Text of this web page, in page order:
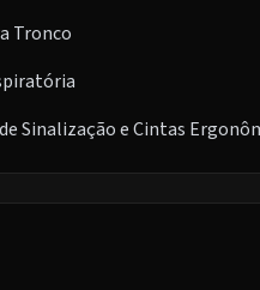
Tronco
Sinalização e Cintas